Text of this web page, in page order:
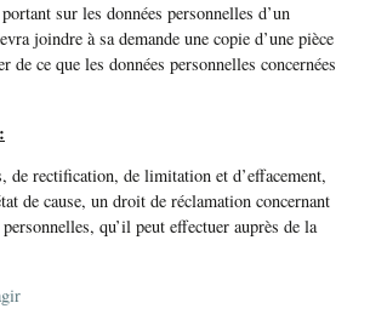
sur les données personnelles d’un
joindre à sa demande une copie d’une pièce
de ce que les données personnelles concernées
de rectification, de limitation et d’effacement,
de cause, un droit de réclamation concernant
personnelles, qu’il peut effectuer auprès de la